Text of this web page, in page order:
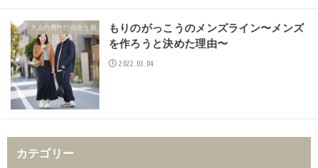
大人の男性に似合う服
もりのがっこうのメンズライン〜メンズ
を作ろうと決めた理由〜
2022.03.04
カテゴリー